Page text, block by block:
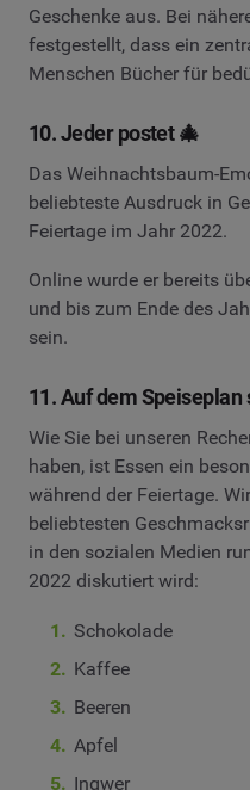
Geschenke aus. Bei
festgestellt, dass ein
Menschen Bücher für
10. Jeder postet 🎄
Das Weihnachtsbaum-
beliebteste Ausdruck in
Feiertage im Jahr 2022.
Online wurde er bereits
und bis zum Ende des
sein.
11. Auf dem Speiseplan
Wie Sie bei unseren
haben, ist Essen ein
während der Feiertage.
beliebtesten
in den sozialen Medien
2022 diskutiert wird:
Schokolade
Kaffee
Beeren
Apfel
Ingwer